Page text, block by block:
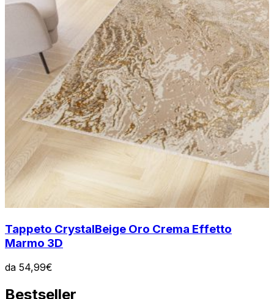
Tappeto CrystalBeige Oro Crema Effetto
Marmo 3D
da 54,99€
Bestseller